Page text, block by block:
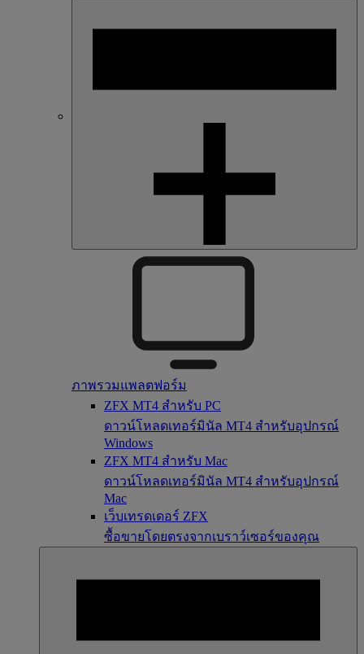
ภาพรวมแพลตฟอร์ม
ZFX MT4 สำหรับ PC
ดาวน์โหลดเทอร์มินัล MT4 สำหรับอุปกรณ์
Windows
ZFX MT4 สำหรับ Mac
ดาวน์โหลดเทอร์มินัล MT4 สำหรับอุปกรณ์
Mac
เว็บเทรดเดอร์ ZFX
ซื้อขายโดยตรงจากเบราว์เซอร์ของคุณ